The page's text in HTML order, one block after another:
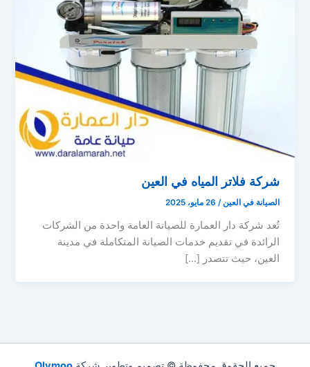
شركة فلاتر المياه في العين
الصيانة في العين/ 26 مايو، 2025
تُعد شركة دار العمارة للصيانة العامة واحدة من الشركات
الرائدة في تقديم خدمات الصيانة المتكاملة في مدينة
العين، حيث تتصدر […]